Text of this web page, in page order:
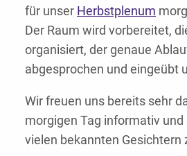
für unser Herbstplenum
Der Raum wird vorbereitet,
organisiert, der genaue
abgesprochen und eingeübt
Wir freuen uns bereits sehr
morgigen Tag informativ
vielen bekannten Gesichtern